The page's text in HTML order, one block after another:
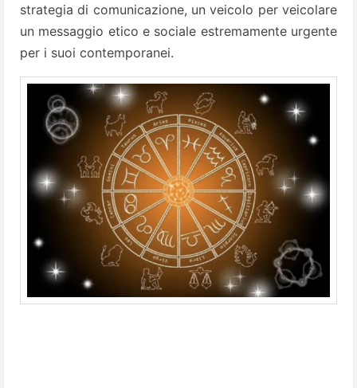
strategia di comunicazione, un veicolo per veicolare
un messaggio etico e sociale estremamente urgente
per i suoi contemporanei.